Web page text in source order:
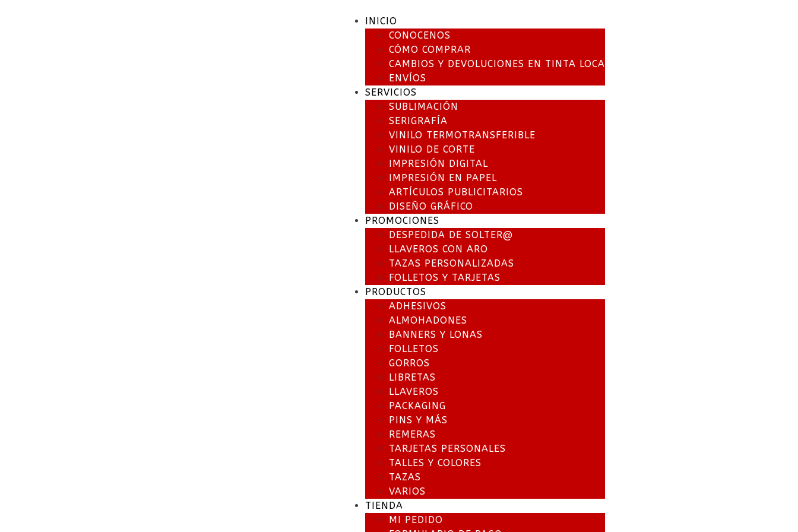
INICIO
CONOCENOS
CÓMO COMPRAR
CAMBIOS Y DEVOLUCIONES EN TINTA LOCA
ENVÍOS
SERVICIOS
SUBLIMACIÓN
SERIGRAFÍA
VINILO TERMOTRANSFERIBLE
VINILO DE CORTE
IMPRESIÓN DIGITAL
IMPRESIÓN EN PAPEL
ARTÍCULOS PUBLICITARIOS
DISEÑO GRÁFICO
PROMOCIONES
DESPEDIDA DE SOLTER@
LLAVEROS CON ARO
TAZAS PERSONALIZADAS
FOLLETOS Y TARJETAS
PRODUCTOS
ADHESIVOS
ALMOHADONES
BANNERS Y LONAS
FOLLETOS
GORROS
LIBRETAS
LLAVEROS
PACKAGING
PINS Y MÁS
REMERAS
TARJETAS PERSONALES
TALLES Y COLORES
TAZAS
VARIOS
TIENDA
MI PEDIDO